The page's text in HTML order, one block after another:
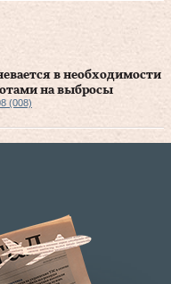
в необходимости
на выбросы
(008)